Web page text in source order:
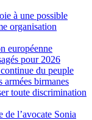
à une possible
organisation
européenne
pour 2026
du peuple
armées birmanes
toute discrimination
l’avocate Sonia